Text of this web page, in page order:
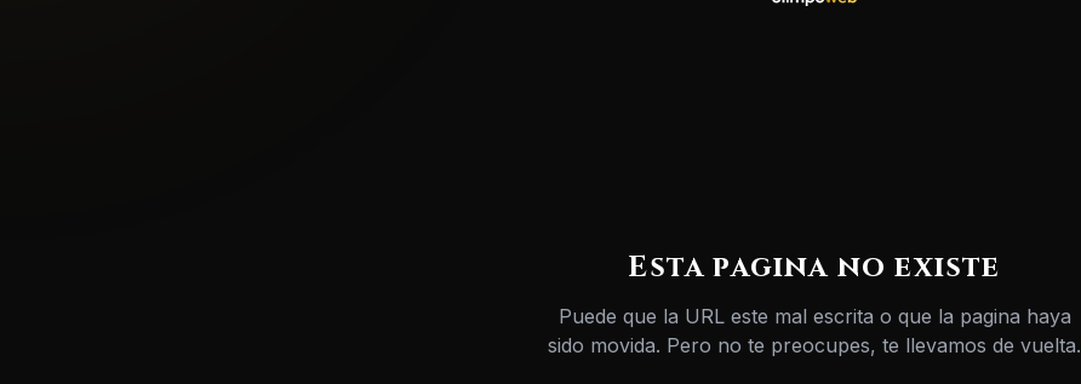
Esta pagina no existe
Puede que la URL este mal escrita o que la pagina haya
sido movida. Pero no te preocupes, te llevamos de vuelta.